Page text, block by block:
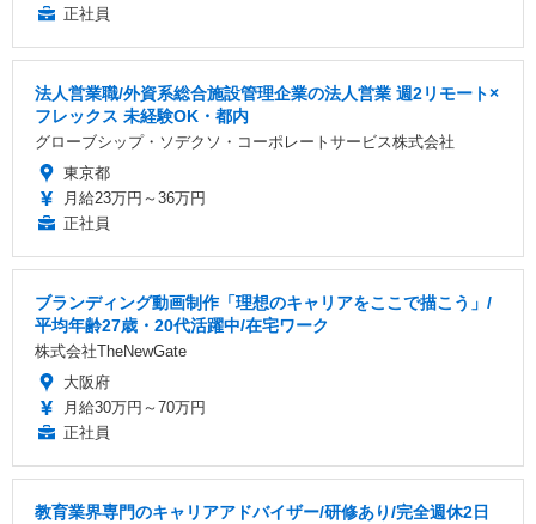
正社員
法人営業職/外資系総合施設管理企業の法人営業 週2リモート×
フレックス 未経験OK・都内
グローブシップ・ソデクソ・コーポレートサービス株式会社
東京都
月給23万円～36万円
正社員
ブランディング動画制作「理想のキャリアをここで描こう」/
平均年齢27歳・20代活躍中/在宅ワーク
株式会社TheNewGate
大阪府
月給30万円～70万円
正社員
教育業界専門のキャリアアドバイザー/研修あり/完全週休2日